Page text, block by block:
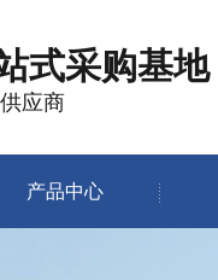
式采购基地
应商
产品中心